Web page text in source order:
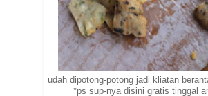
udah dipotong-potong jadi kliatan
*ps sup-nya disini gratis tinggal